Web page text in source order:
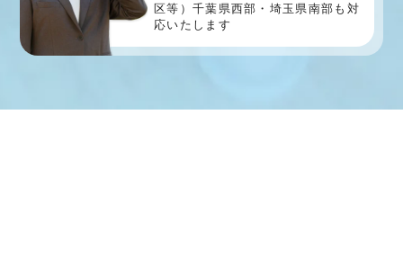
区等） 千葉県西部・埼玉県南部も対
応いたします